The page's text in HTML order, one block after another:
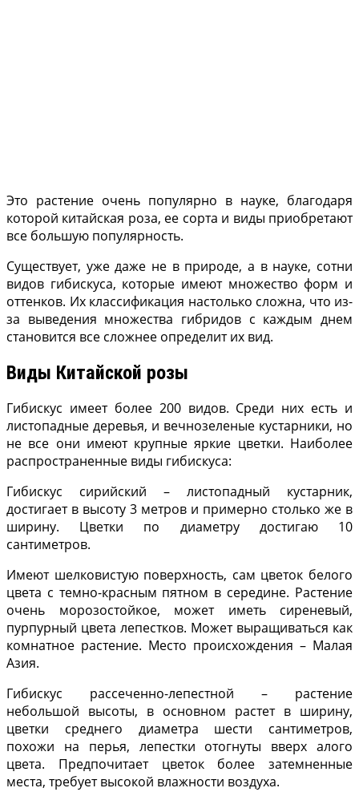
Это растение очень популярно в науке, благодаря
которой китайская роза, ее сорта и виды приобретают
все большую популярность.
Существует, уже даже не в природе, а в науке, сотни
видов гибискуса, которые имеют множество форм и
оттенков. Их классификация настолько сложна, что из-
за выведения множества гибридов с каждым днем
становится все сложнее определит их вид.
Виды Китайской розы
Гибискус имеет более 200 видов. Среди них есть и
листопадные деревья, и вечнозеленые кустарники, но
не все они имеют крупные яркие цветки. Наиболее
распространенные виды гибискуса:
Гибискус сирийский – листопадный кустарник,
достигает в высоту 3 метров и примерно столько же в
ширину. Цветки по диаметру достигаю 10
сантиметров.
Имеют шелковистую поверхность, сам цветок белого
цвета с темно-красным пятном в середине. Растение
очень морозостойкое, может иметь сиреневый,
пурпурный цвета лепестков. Может выращиваться как
комнатное растение. Место происхождения – Малая
Азия.
Гибискус рассеченно-лепестной – растение
небольшой высоты, в основном растет в ширину,
цветки среднего диаметра шести сантиметров,
похожи на перья, лепестки отогнуты вверх алого
цвета. Предпочитает цветок более затемненные
места, требует высокой влажности воздуха.